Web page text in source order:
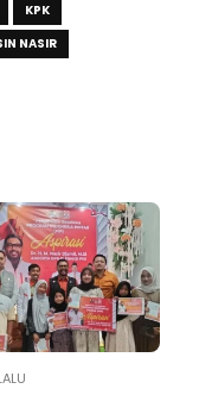
KPK
NASIR